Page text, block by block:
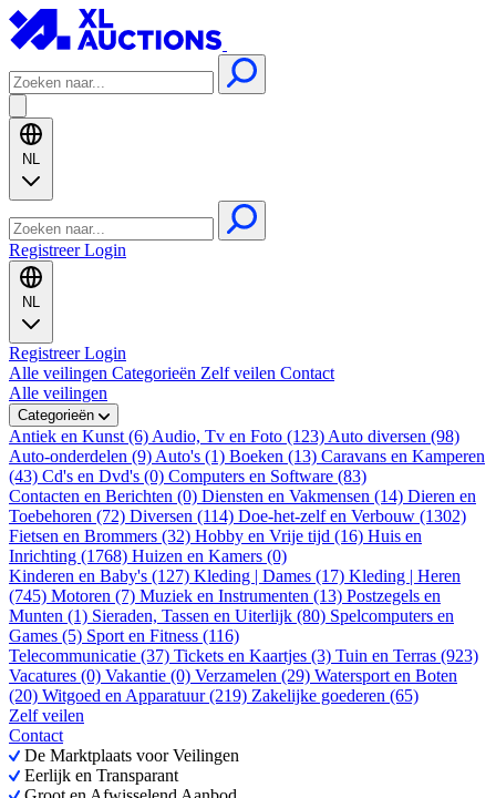
NL
RegistreerLogin
NL
RegistreerLogin
Alle veilingen Categorieën Zelf veilen Contact
Alle veilingen
Categorieën
Antiek en Kunst (6) Audio, Tv en Foto (123) Auto diversen (98)
Auto-onderdelen (9) Auto's (1) Boeken (13) Caravans en Kamperen
(43) Cd's en Dvd's (0) Computers en Software (83)
Contacten en Berichten (0) Diensten en Vakmensen (14) Dieren en
Toebehoren (72) Diversen (114) Doe-het-zelf en Verbouw (1302)
Fietsen en Brommers (32) Hobby en Vrije tijd (16) Huis en
Inrichting (1768) Huizen en Kamers (0)
Kinderen en Baby's (127) Kleding | Dames (17) Kleding | Heren
(745) Motoren (7) Muziek en Instrumenten (13) Postzegels en
Munten (1) Sieraden, Tassen en Uiterlijk (80) Spelcomputers en
Games (5) Sport en Fitness (116)
Telecommunicatie (37) Tickets en Kaartjes (3) Tuin en Terras (923)
Vacatures (0) Vakantie (0) Verzamelen (29) Watersport en Boten
(20) Witgoed en Apparatuur (219) Zakelijke goederen (65)
Zelf veilen
Contact
De Marktplaats voor Veilingen
Eerlijk en Transparant